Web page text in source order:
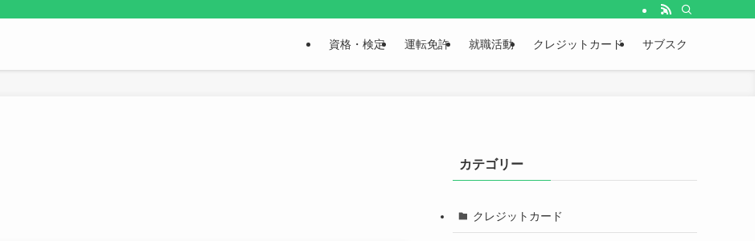
資格・検定 運転免許 就職活動 クレジットカード サブスク
カテゴリー
クレジットカード